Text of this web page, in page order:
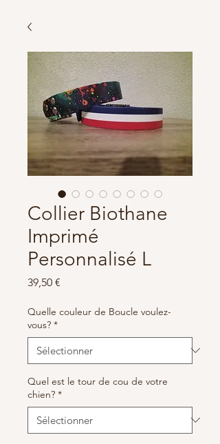
Collier Biothane
Imprimé
Personnalisé L
39,50 €
Quelle couleur de Boucle voulez-
vous? *
Quel est le tour de cou de votre
chien? *